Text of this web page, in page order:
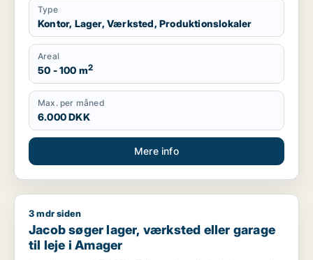
Type
Kontor, Lager, Værksted, Produktionslokaler
Areal
50 - 100 m2
Max. per måned
6.000 DKK
Mere info
Jacob søger lager, værksted eller garage til leje i Amager
3 mdr siden
Jacob søger lager, værksted eller garage
til leje i Amager